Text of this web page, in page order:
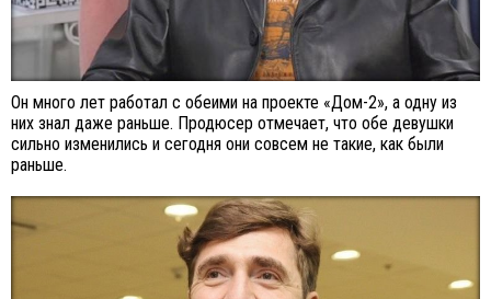
Он много лет работал с обеими на проекте «Дом-2», а одну из
них знал даже раньше. Продюсер отмечает, что обе девушки
сильно изменились и сегодня они совсем не такие, как были
раньше.